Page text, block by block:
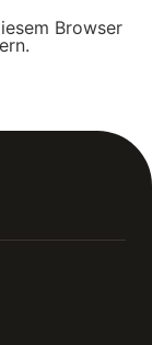
Browser